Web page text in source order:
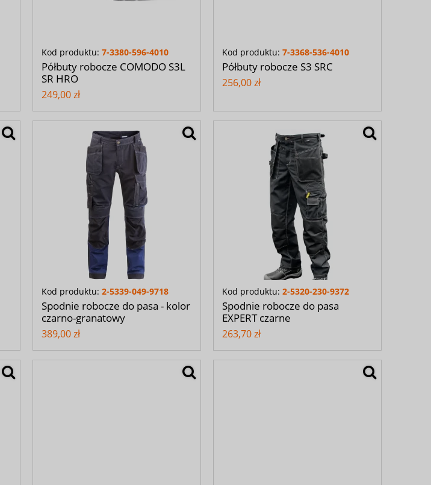
Kod produktu: 7-3380-596-4010
Półbuty robocze COMODO S3L
SR HRO
249,00 zł
Kod produktu: 7-3368-536-4010
Półbuty robocze S3 SRC
256,00 zł
Kod produktu: 2-5339-049-9718
Spodnie robocze do pasa - kolor
czarno-granatowy
389,00 zł
Kod produktu: 2-5320-230-9372
Spodnie robocze do pasa
EXPERT czarne
263,70 zł